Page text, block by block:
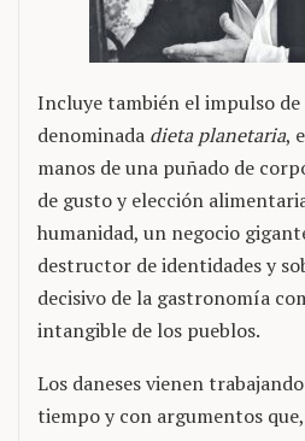
Incluye también el impulso
denominada dieta planetaria,
manos de una puñado de
de gusto y elección
humanidad, un negocio
destructor de identidades y
decisivo de la gastronomía
intangible de los pueblos.
Los daneses vienen
tiempo y con argumentos